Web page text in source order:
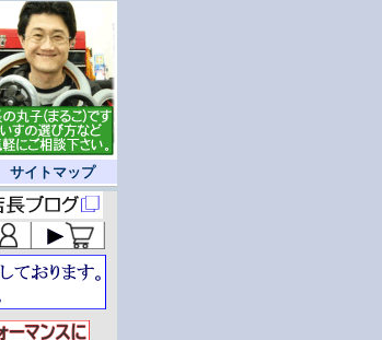
サイトマップ